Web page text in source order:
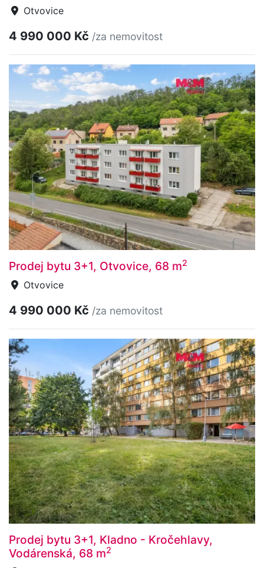
Otvovice
4 990 000 Kč /za nemovitost
Prodej bytu 3+1, Otvovice, 68 m2
Otvovice
4 990 000 Kč /za nemovitost
Prodej bytu 3+1, Kladno - Kročehlavy,
Vodárenská, 68 m2